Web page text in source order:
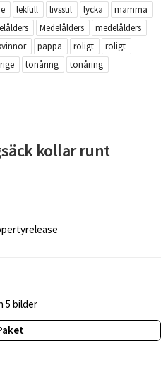
lekfull livsstil lycka
mamma
Medelålders
medelålders
pappa roligt
roligt
tonåring
tonåring
kollar runt
5 bilder